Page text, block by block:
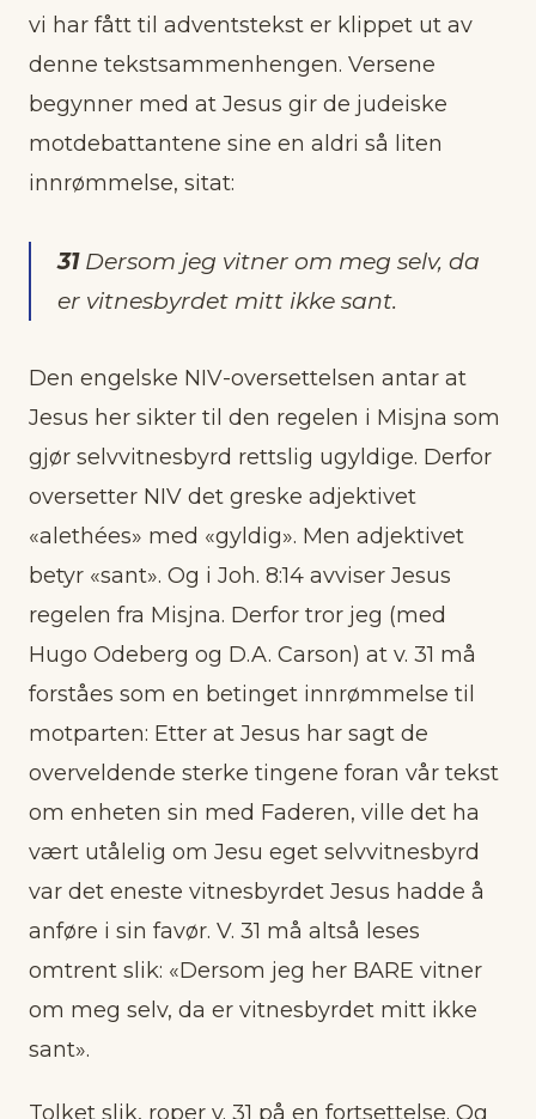
vi har fått til adventstekst er klippet ut av
denne tekstsammenhengen. Versene
begynner med at Jesus gir de judeiske
motdebattantene sine en aldri så liten
innrømmelse, sitat:
31Dersom jeg vitner om meg selv, da
er vitnesbyrdet mitt ikke sant.
Den engelske NIV-oversettelsen antar at
Jesus her sikter til den regelen i Misjna som
gjør selvvitnesbyrd rettslig ugyldige. Derfor
oversetter NIV det greske adjektivet
«alethées» med «gyldig». Men adjektivet
betyr «sant». Og i Joh. 8:14 avviser Jesus
regelen fra Misjna. Derfor tror jeg (med
Hugo Odeberg og D.A. Carson) at v. 31 må
forståes som en betinget innrømmelse til
motparten: Etter at Jesus har sagt de
overveldende sterke tingene foran vår tekst
om enheten sin med Faderen, ville det ha
vært utålelig om Jesu eget selvvitnesbyrd
var det eneste vitnesbyrdet Jesus hadde å
anføre i sin favør. V. 31 må altså leses
omtrent slik: «Dersom jeg her BARE vitner
om meg selv, da er vitnesbyrdet mitt ikke
sant».
Tolket slik, roper v. 31 på en fortsettelse. Og